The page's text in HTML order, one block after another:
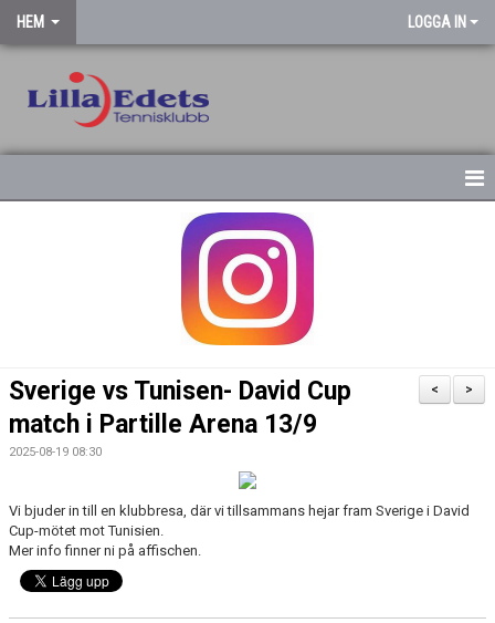
HEM LOGGA IN
>
<
Sverige vs Tunisen- David Cup
match i Partille Arena 13/9
2025-08-19 08:30
Vi bjuder in till en klubbresa, där vi tillsammans hejar fram Sverige i David
Cup-mötet mot Tunisien.
Mer info finner ni på affischen.